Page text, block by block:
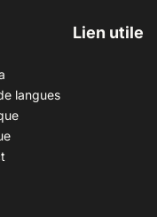
Lien utile
langues